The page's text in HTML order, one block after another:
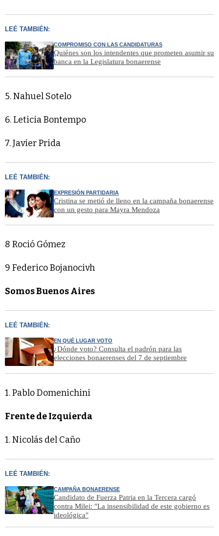
LEÉ TAMBIÉN:
COMPROMISO CON LAS CANDIDATURAS
Quiénes son los intendentes que prometen asumir su
banca en la Legislatura bonaerense
5. Nahuel Sotelo
6. Leticia Bontempo
7. Javier Prida
LEÉ TAMBIÉN:
EXPRESIÓN PARTIDARIA
Cristina se metió de lleno en la campaña bonaerense
con un gesto para Mayra Mendoza
8 Roció Gómez
9 Federico Bojanocivh
Somos Buenos Aires
LEÉ TAMBIÉN:
EN QUÉ LUGAR VOTO
¿Dónde voto? Consulta el padrón para las
elecciones bonaerenses del 7 de septiembre
1. Pablo Domenichini
Frente de Izquierda
1. Nicolás del Caño
LEÉ TAMBIÉN:
CAMPAÑA BONAERENSE
Candidato de Fuerza Patria en la Tercera cargó
contra Milei: "La insensibilidad de este gobierno es
ideológica"